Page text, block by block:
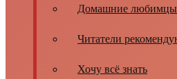
Домашние любимцы
Читатели
Хочу всё знать